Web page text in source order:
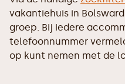
vakantiehuis in
groep. Bij iedere
telefoonnummer
op kunt nemen met de